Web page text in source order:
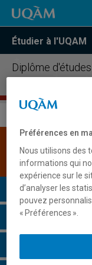
Étudier à l'UQAM
Diplôme
Une
disponible.
Présentation du
Conditions
Cours à suivre
Préférences en
Nous utilisons des
informations qui
expérience sur le
d’analyser les
pouvez
« Préférences ».